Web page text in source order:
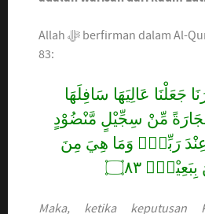
Allah ﷻ berfirman dalam Al-Qur’an Surat Hud ayat 82-
83:
جَعَلْنَا عَالِيَهَا سَافِلَهَا
مِّنْ سِجِّيْلٍ مَّنْضُوْدٍ
عِنْدَ رَبِّكَۗ وَمَا هِيَ مِنَ
بِبَعِيْدٍࣖ ۝٨٣
Maka, ketika keputusan